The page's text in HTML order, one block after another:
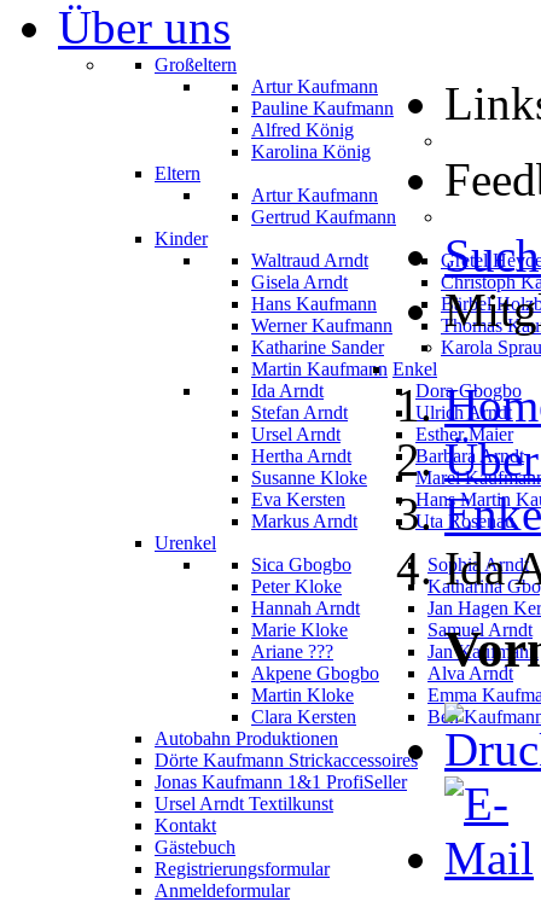
Über uns
Großeltern
Artur Kaufmann
Pauline Kaufmann
Alfred König
Karolina König
Eltern
Artur Kaufmann
Gertrud Kaufmann
Kinder
Waltraud Arndt
Gisela Arndt
Hans Kaufmann
Werner Kaufmann
Katharine Sander
Martin Kaufmann
Gretel
Christoph
Bärbel
Thomas
Karola Sprau
Enkel
Ida Arndt
Stefan Arndt
Ursel Arndt
Hertha Arndt
Susanne Kloke
Eva Kersten
Markus Arndt
Dora Gbogbo
Ulrich Arndt
Esther Maier
Barbara Arndt
Marei
Hans Martin
Uta Rosenau
Urenkel
Sica Gbogbo
Peter Kloke
Hannah Arndt
Marie Kloke
Ariane ???
Akpene Gbogbo
Martin Kloke
Clara Kersten
Sophia Arndt
Katharina
Jan Hagen
Samuel Arndt
Jan Kaufmann
Alva Arndt
Emma
Ben
Autobahn Produktionen
Dörte Kaufmann Strickaccessoires
Jonas Kaufmann 1&1 ProfiSeller
Ursel Arndt Textilkunst
Kontakt
Gästebuch
Registrierungsformular
Anmeldeformular
Ida